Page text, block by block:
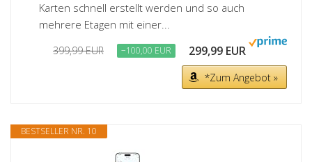
Karten schnell erstellt werden und so auch
mehrere Etagen mit einer...
399,99 EUR −100,00 EUR 299,99 EUR
*Zum Angebot »
BESTSELLER NR. 10